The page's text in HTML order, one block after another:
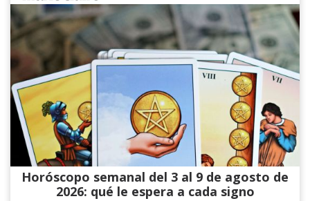
Horóscopo semanal del 3 al 9 de agosto de
2026: qué le espera a cada signo